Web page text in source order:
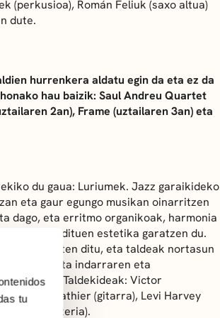
tu
(perkusioa), Román Feliuk (saxo altua)
dute.
hurrenkera aldatu egin da eta ez da
hau baizik: Saul Andreu Quartet
2an), Frame (uztailaren 3an) eta
du gaua: Luriumek. Jazz garaikideko
eta gaur egungo musikan oinarritzen
dago, eta erritmo organikoak, harmonia
elkartzen dituen estetika garatzen du.
ematen ditu, eta taldeak nortasun
eta indarraren eta
hornitua. Taldekideak: Victor
Loan Buathier (gitarra), Levi Harvey
Edener (bateria).